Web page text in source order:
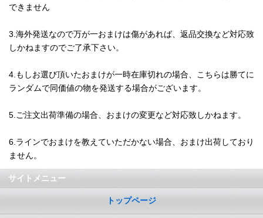
できません
3.海外発送なので万が一おまけは傷があれば、返品交換など対応致
しかねますのでご了承下さい。
4.もしお選び頂いたおまけが一時在庫切れの場合、こちらは勝てに
ランダムで同価値の物を発送する場合がございます。
5.ご注文出荷準備の場合、おまけの変更など対応致しかねます。
6.ラインでおまけを教えていただかない場合、おまけ出荷しており
ません。
サイトメニュー
トップページ